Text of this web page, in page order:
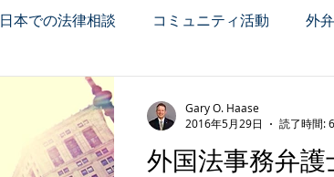
日本での法律相談 コミュニティ活動 外弁
スピーチ
外国法事務弁
Gary O. Haase
2016年5月29日
読了時間: